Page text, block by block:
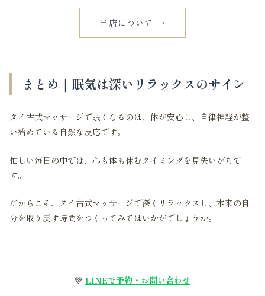
当店について →
まとめ｜眠気は深いリラックスのサイン
タイ古式マッサージで眠くなるのは、体が安心し、自律神経が整
い始めている自然な反応です。
忙しい毎日の中では、心も体も休むタイミングを見失いがちで
す。
だからこそ、タイ古式マッサージで深くリラックスし、本来の自
分を取り戻す時間をつくってみてはいかがでしょうか。
💚 LINEで予約・お問い合わせ